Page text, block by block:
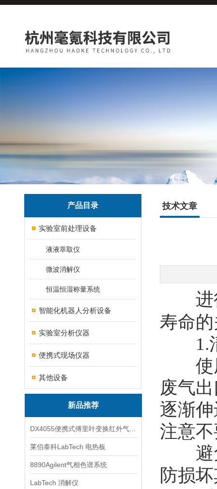
产品目录
实验室前处理设备
液液萃取仪
微波消解仪
恒温恒湿称量系统
智能化机器人分析设备
实验室分析仪器
便携式现场仪器
其他设备
新品推荐
莱伯泰科LabTech 电热板
8890Agilent气相色谱系统
LabTech 消解仪
技术文章
进
寿命
1.清
使用
废气
逐渐
注意
避免
防损